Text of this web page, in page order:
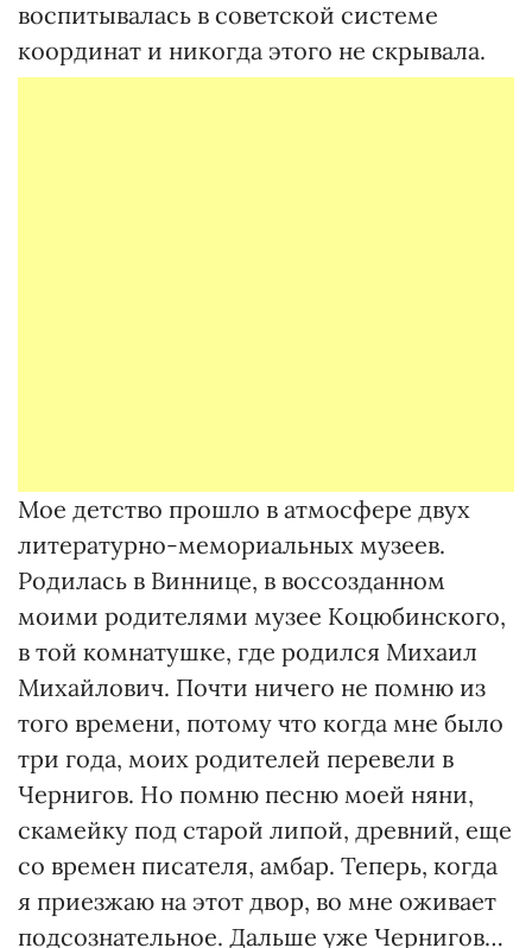
воспитывалась в советской системе
координат и никогда этого не скрывала.
Мое детство прошло в атмосфере двух
литературно-мемориальных музеев.
Родилась в Виннице, в воссозданном
моими родителями музее Коцюбинского,
в той комнатушке, где родился Михаил
Михайлович. Почти ничего не помню из
того времени, потому что когда мне было
три года, моих родителей перевели в
Чернигов. Но помню песню моей няни,
скамейку под старой липой, древний, еще
со времен писателя, амбар. Теперь, когда
я приезжаю на этот двор, во мне оживает
подсознательное. Дальше уже Чернигов…